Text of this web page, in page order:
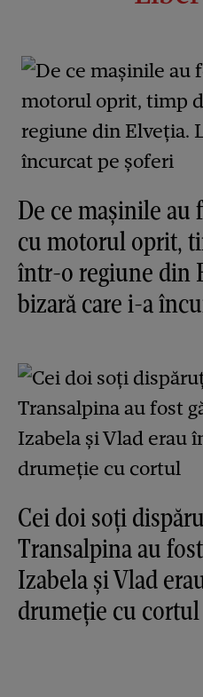
De ce mașinile au
cu motorul oprit,
într-o regiune din
bizară care i-a
Cei doi soți
Transalpina au
Izabela și Vlad
drumeție cu cortul